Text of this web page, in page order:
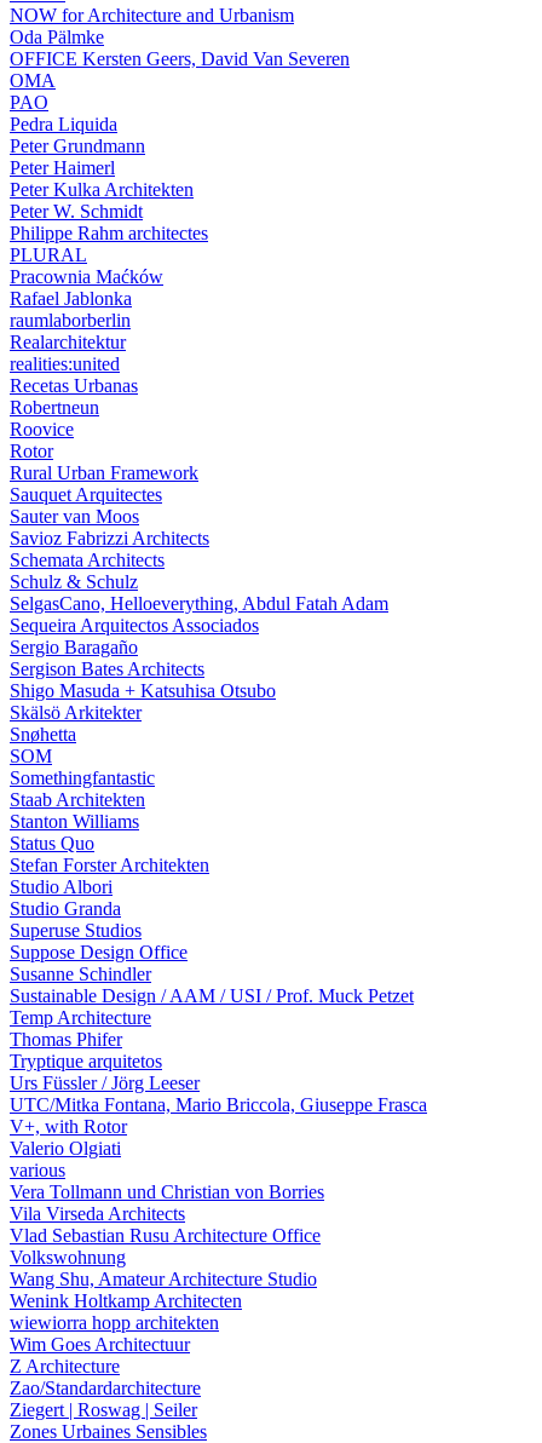
NOW for Architecture and Urbanism
Oda Pälmke
OFFICE Kersten Geers, David Van Severen
OMA
PAO
Pedra Liquida
Peter Grundmann
Peter Haimerl
Peter Kulka Architekten
Peter W. Schmidt
Philippe Rahm architectes
PLURAL
Pracownia Maćków
Rafael Jablonka
raumlaborberlin
Realarchitektur
realities:united
Recetas Urbanas
Robertneun
Roovice
Rotor
Rural Urban Framework
Sauquet Arquitectes
Sauter van Moos
Savioz Fabrizzi Architects
Schemata Architects
Schulz & Schulz
SelgasCano, Helloeverything, Abdul Fatah Adam
Sequeira Arquitectos Associados
Sergio Baragaño
Sergison Bates Architects
Shigo Masuda + Katsuhisa Otsubo
Skälsö Arkitekter
Snøhetta
SOM
Somethingfantastic
Staab Architekten
Stanton Williams
Status Quo
Stefan Forster Architekten
Studio Albori
Studio Granda
Superuse Studios
Suppose Design Office
Susanne Schindler
Sustainable Design / AAM / USI / Prof. Muck Petzet
Temp Architecture
Thomas Phifer
Tryptique arquitetos
Urs Füssler / Jörg Leeser
UTC/Mitka Fontana, Mario Briccola, Giuseppe Frasca
V+, with Rotor
Valerio Olgiati
various
Vera Tollmann und Christian von Borries
Vila Virseda Architects
Vlad Sebastian Rusu Architecture Office
Volkswohnung
Wang Shu, Amateur Architecture Studio
Wenink Holtkamp Architecten
wiewiorra hopp architekten
Wim Goes Architectuur
Z Architecture
Zao/Standardarchitecture
Ziegert | Roswag | Seiler
Zones Urbaines Sensibles